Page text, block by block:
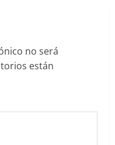
no será
están